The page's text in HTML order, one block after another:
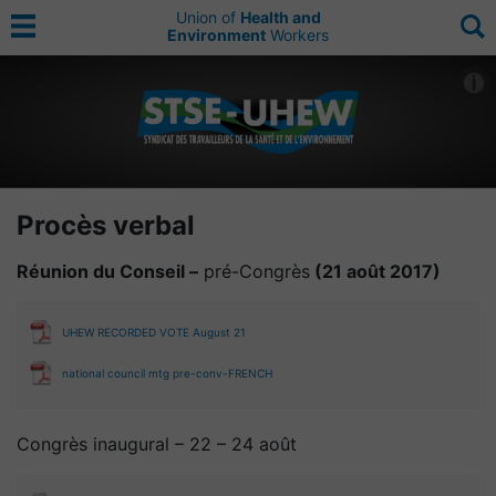
Union of Health and
Environment Workers
Procès verbal
Réunion du Conseil – pré-Congrès (21 août 2017)
UHEW RECORDED VOTE August 21
national council mtg pre-conv-FRENCH
Congrès inaugural – 22 – 24 août